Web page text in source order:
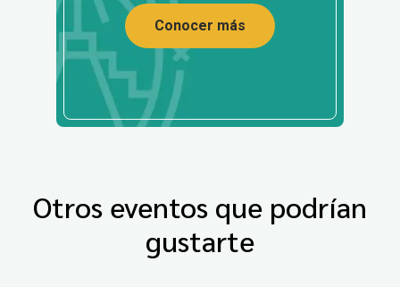
Conocer más
Otros eventos que podrían
gustarte